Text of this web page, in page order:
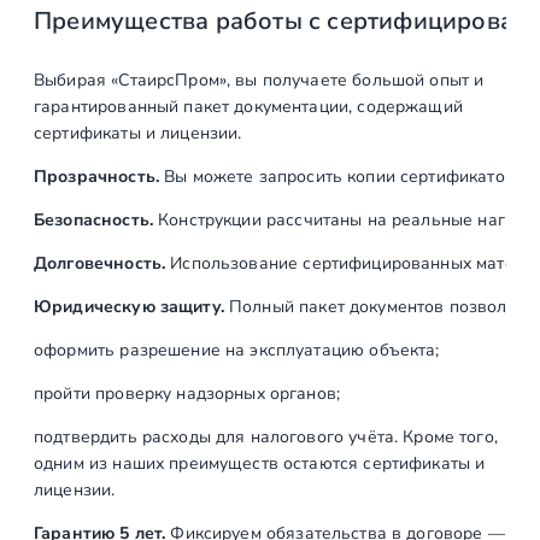
Преимущества работы с
Выбирая «СтаирсПром», вы получаете большой опыт и
гарантированный пакет документации, содержащий
сертификаты и лицензии.
Прозрачность.Вы можете запросить копии сертификатов
Безопасность.Конструкции рассчитаны на реальные
Долговечность. Использование сертифицированных
Юридическую защиту.Полный пакет документов позволяет:
оформить разрешение на эксплуатацию объекта;
пройти проверку надзорных органов;
подтвердить расходы для налогового учёта. Кроме того,
одним из наших преимуществ остаются сертификаты и
лицензии.
Гарантию 5 лет. Фиксируем обязательства в договоре —